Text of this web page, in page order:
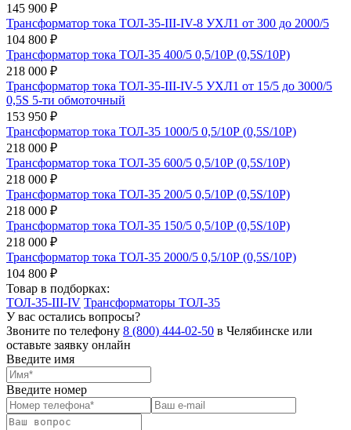
145 900 ₽
Трансформатор тока ТОЛ-35-III-IV-8 УХЛ1 от 300 до 2000/5
104 800 ₽
Трансформатор тока ТОЛ-35 400/5 0,5/10Р (0,5S/10Р)
218 000 ₽
Трансформатор тока ТОЛ-35-III-IV-5 УХЛ1 от 15/5 до 3000/5
0,5S 5-ти обмоточный
153 950 ₽
Трансформатор тока ТОЛ-35 1000/5 0,5/10Р (0,5S/10Р)
218 000 ₽
Трансформатор тока ТОЛ-35 600/5 0,5/10Р (0,5S/10Р)
218 000 ₽
Трансформатор тока ТОЛ-35 200/5 0,5/10Р (0,5S/10Р)
218 000 ₽
Трансформатор тока ТОЛ-35 150/5 0,5/10Р (0,5S/10Р)
218 000 ₽
Трансформатор тока ТОЛ-35 2000/5 0,5/10Р (0,5S/10Р)
104 800 ₽
Товар в подборках:
ТОЛ-35-III-IV Трансформаторы ТОЛ-35
У вас остались вопросы?
Звоните по телефону 8 (800) 444-02-50 в Челябинске или
оставьте заявку онлайн
Введите имя
Введите номер